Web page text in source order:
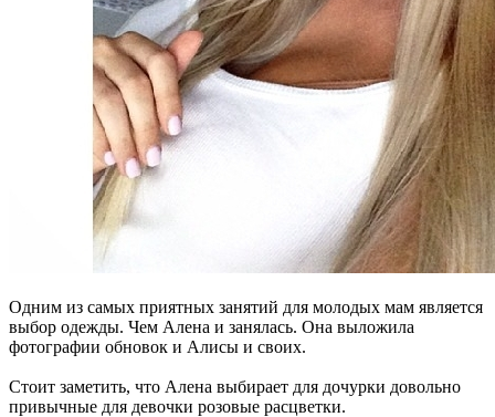
Одним из самых приятных занятий для молодых мам является
выбор одежды. Чем Алена и занялась. Она выложила
фотографии обновок и Алисы и своих.
Стоит заметить, что Алена выбирает для дочурки довольно
привычные для девочки розовые расцветки.